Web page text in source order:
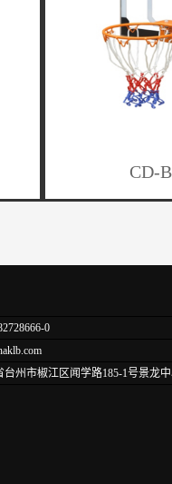
CD-
0
州市椒江区闻学路185-1号景龙中